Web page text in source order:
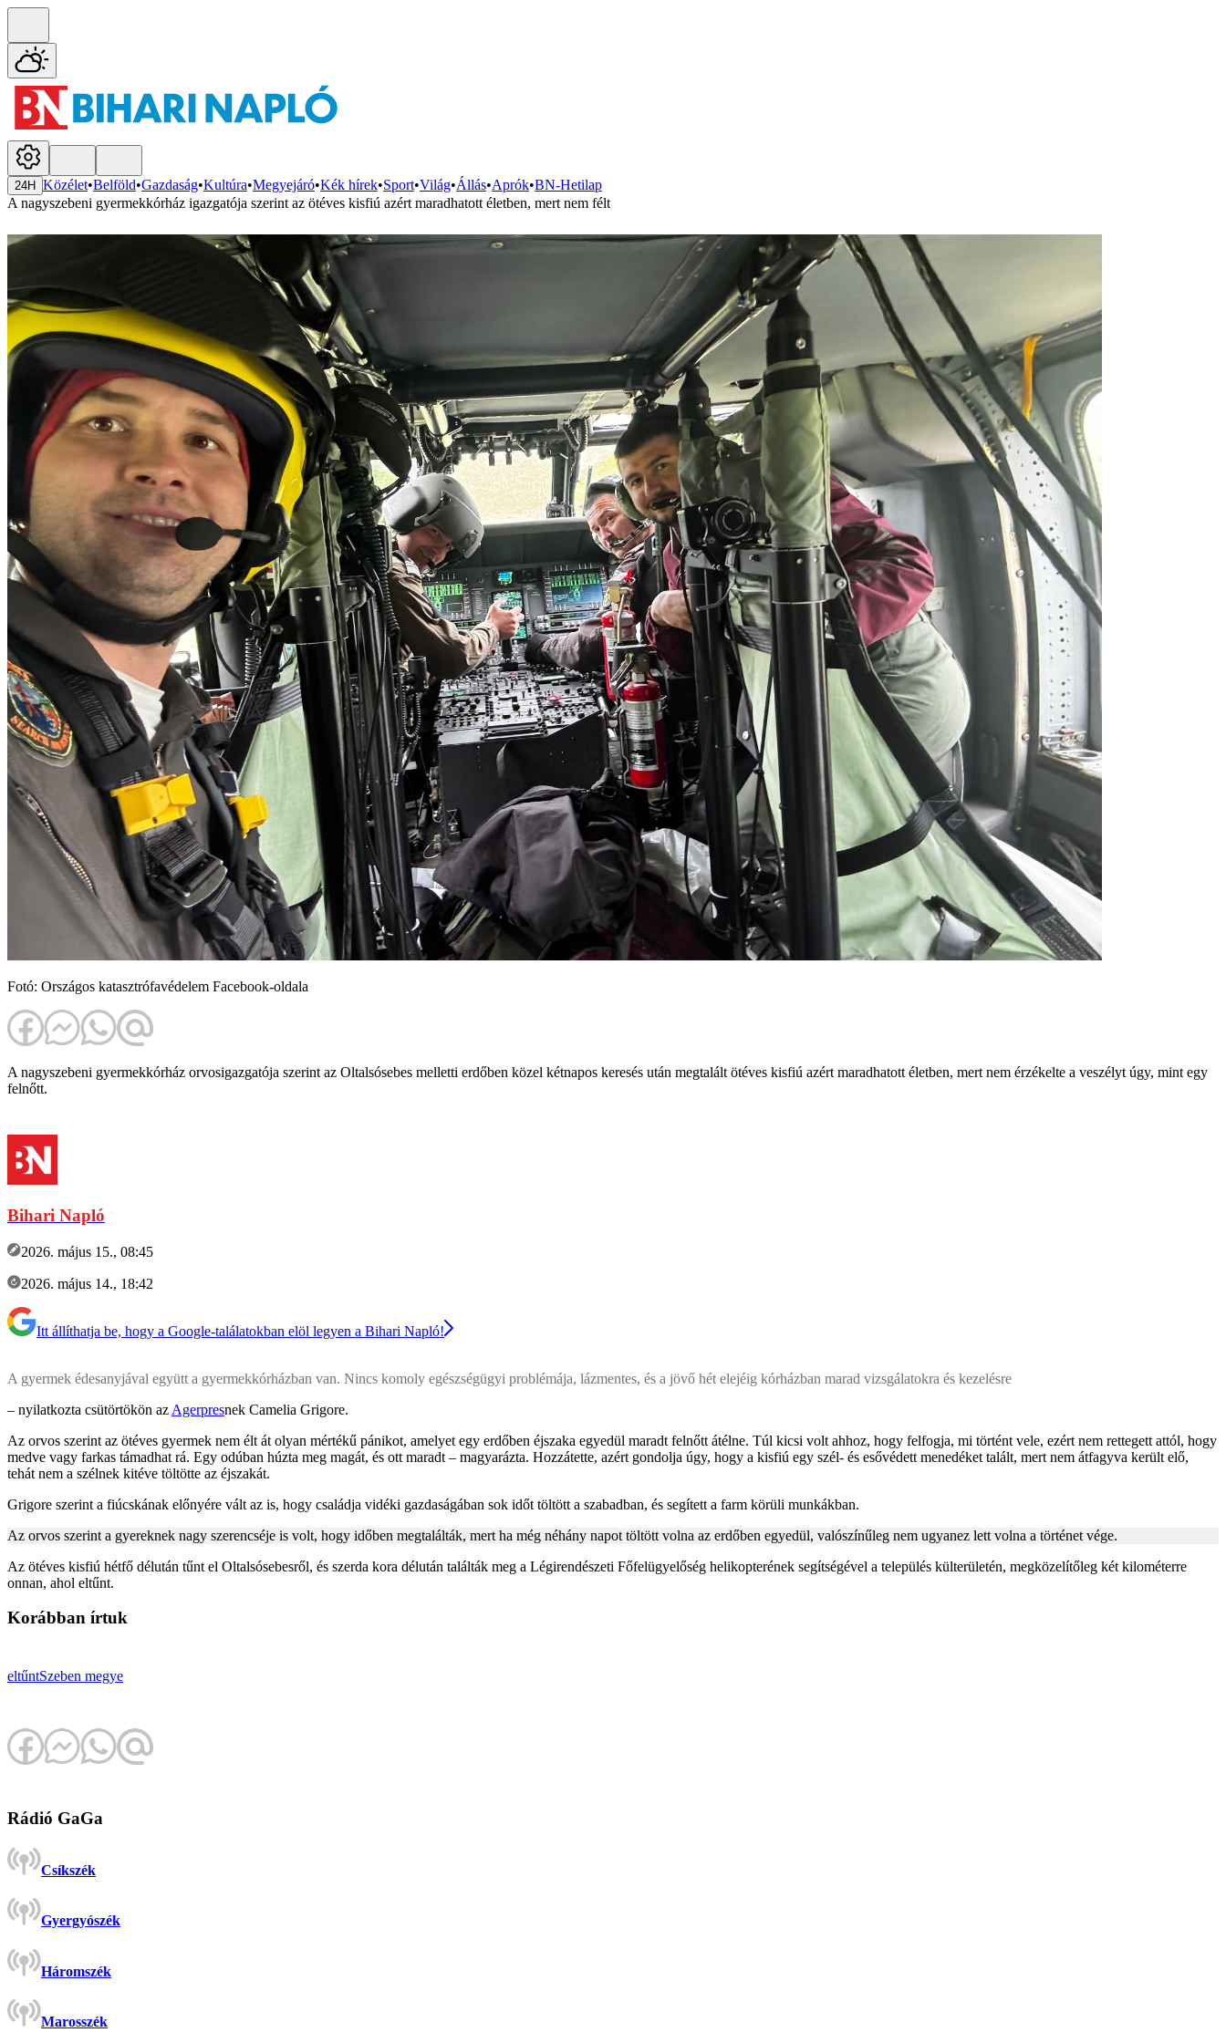
24H Közélet•Belföld•Gazdaság•Kultúra•Megyejáró•Kék hírek•Sport•Világ•Állás•Aprók•BN-Hetilap
A nagyszebeni gyermekkórház igazgatója szerint az ötéves kisfiú azért maradhatott életben, mert nem félt
Fotó: Országos katasztrófavédelem Facebook-oldala
A nagyszebeni gyermekkórház orvosigazgatója szerint az Oltalsósebes melletti erdőben közel kétnapos keresés után megtalált ötéves kisfiú azért maradhatott életben, mert nem érzékelte a veszélyt úgy, mint egy
felnőtt.
Bihari Napló
2026. május 15., 08:45
2026. május 14., 18:42
Itt állíthatja be, hogy a Google-találatokban elöl legyen a Bihari Napló!
A gyermek édesanyjával együtt a gyermekkórházban van. Nincs komoly egészségügyi problémája, lázmentes, és a jövő hét elejéig kórházban marad vizsgálatokra és kezelésre
– nyilatkozta csütörtökön az Agerpresnek Camelia Grigore.
Az orvos szerint az ötéves gyermek nem élt át olyan mértékű pánikot, amelyet egy erdőben éjszaka egyedül maradt felnőtt átélne. Túl kicsi volt ahhoz, hogy felfogja, mi történt vele, ezért nem rettegett attól, hogy
medve vagy farkas támadhat rá. Egy odúban húzta meg magát, és ott maradt – magyarázta. Hozzátette, azért gondolja úgy, hogy a kisfiú egy szél- és esővédett menedéket talált, mert nem átfagyva került elő,
tehát nem a szélnek kitéve töltötte az éjszakát.
Grigore szerint a fiúcskának előnyére vált az is, hogy családja vidéki gazdaságában sok időt töltött a szabadban, és segített a farm körüli munkákban.
Az orvos szerint a gyereknek nagy szerencséje is volt, hogy időben megtalálták, mert ha még néhány napot töltött volna az erdőben egyedül, valószínűleg nem ugyanez lett volna a történet vége.
Az ötéves kisfiú hétfő délután tűnt el Oltalsósebesről, és szerda kora délután találták meg a Légirendészeti Főfelügyelőség helikopterének segítségével a település külterületén, megközelítőleg két kilométerre
onnan, ahol eltűnt.
Korábban írtuk
eltűntSzeben megye
Rádió GaGa
Csíkszék
Gyergyószék
Háromszék
Marosszék